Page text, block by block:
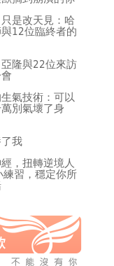
是改天見：哈
12位臨終者的
隆與22位來訪
氣技術：可以
別氣壞了身
我
，扭轉逆境人
習，穩定你所